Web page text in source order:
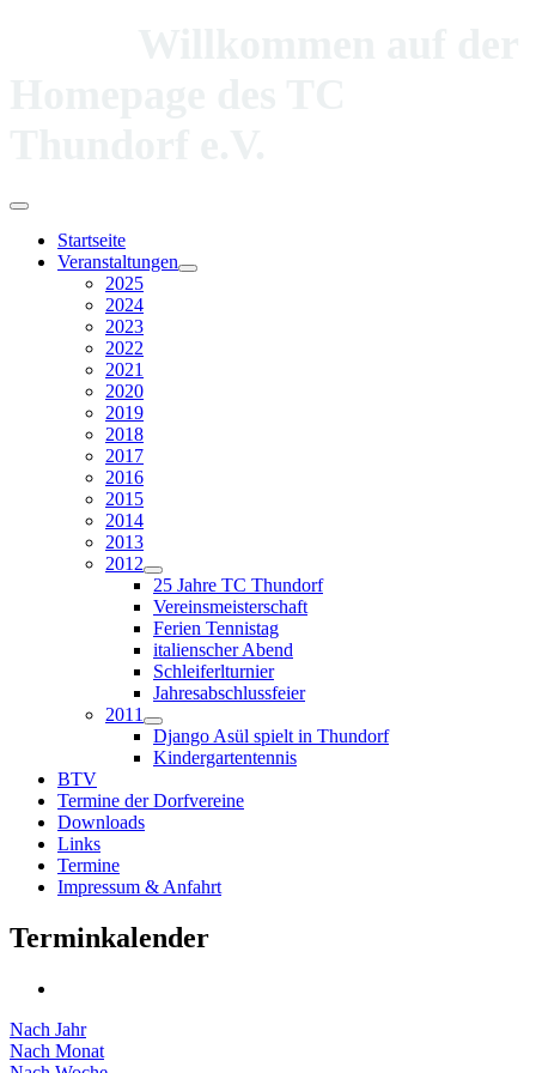
Startseite
Veranstaltungen
2025
2024
2023
2022
2021
2020
2019
2018
2017
2016
2015
2014
2013
2012
25 Jahre TC Thundorf
Vereinsmeisterschaft
Ferien Tennistag
italienscher Abend
Schleiferlturnier
Jahresabschlussfeier
2011
Django Asül spielt in Thundorf
Kindergartentennis
BTV
Termine der Dorfvereine
Downloads
Links
Termine
Impressum & Anfahrt
Terminkalender
Nach Jahr
Nach Monat